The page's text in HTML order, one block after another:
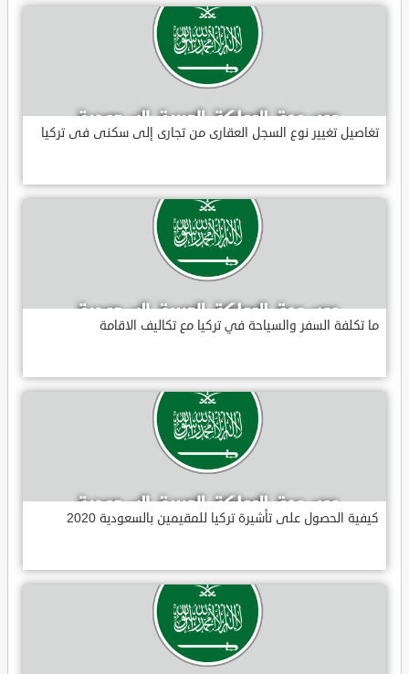
تغاصيل تغيير نوع السجل العقارى من تجارى إلى سكنى فى تركيا
ما تكلفة السفر والسياحة في تركيا مع تكاليف الاقامة
كيفية الحصول على تأشيرة تركيا للمقيمين بالسعودية 2020